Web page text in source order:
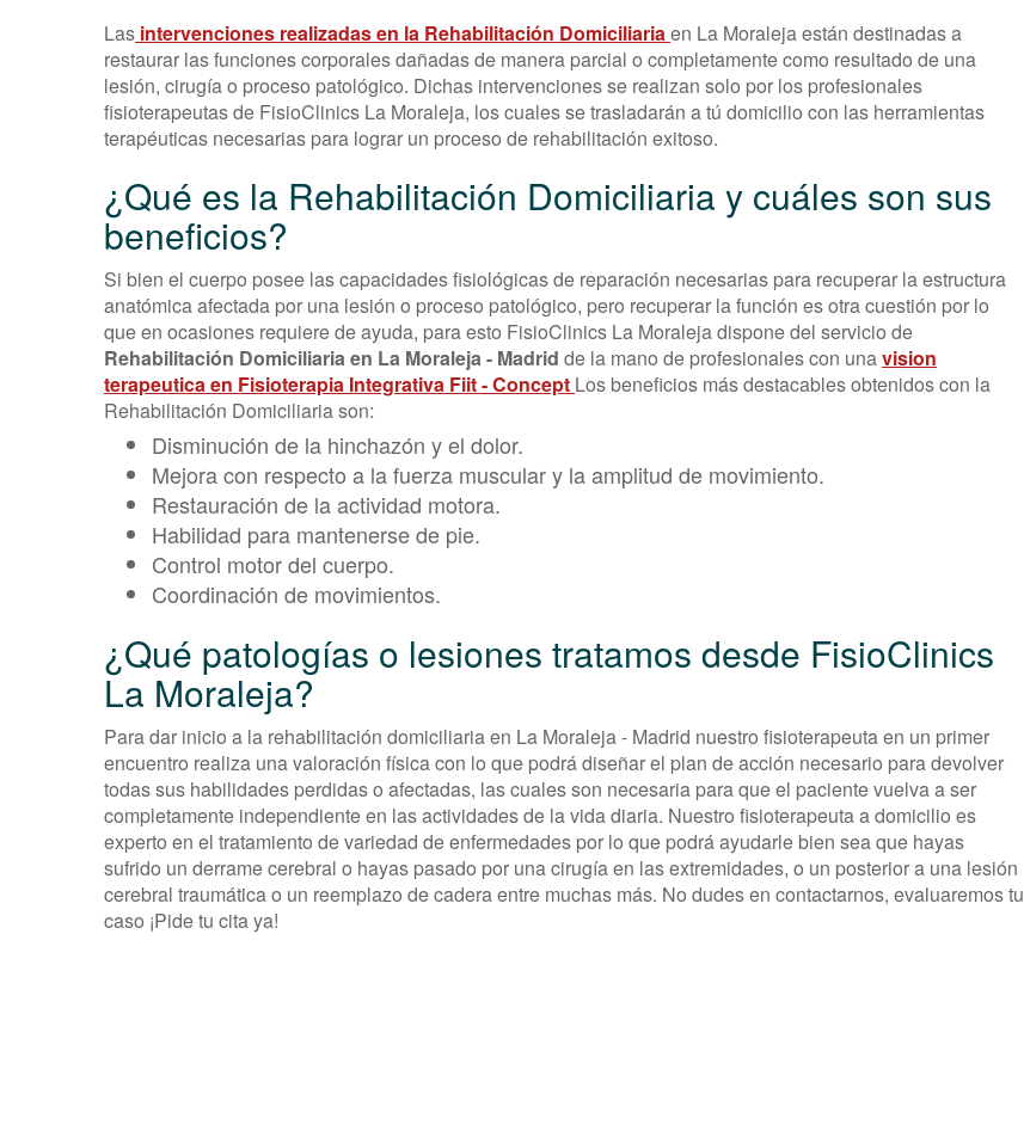
Las intervenciones realizadas en la Rehabilitación Domiciliaria en La Moraleja están destinadas a
restaurar las funciones corporales dañadas de manera parcial o completamente como resultado de una
lesión, cirugía o proceso patológico. Dichas intervenciones se realizan solo por los profesionales
fisioterapeutas de FisioClinics La Moraleja, los cuales se trasladarán a tú domicilio con las herramientas
terapéuticas necesarias para lograr un proceso de rehabilitación exitoso.
¿Qué es la Rehabilitación Domiciliaria y cuáles son sus
beneficios?
Si bien el cuerpo posee las capacidades fisiológicas de reparación necesarias para recuperar la estructura
anatómica afectada por una lesión o proceso patológico, pero recuperar la función es otra cuestión por lo
que en ocasiones requiere de ayuda, para esto FisioClinics La Moraleja dispone del servicio de
Rehabilitación Domiciliaria en La Moraleja - Madrid de la mano de profesionales con unavision
terapeutica en Fisioterapia Integrativa Fiit - Concept Los beneficios más destacables obtenidos con la
Rehabilitación Domiciliaria son:
Disminución de la hinchazón y el dolor.
Mejora con respecto a la fuerza muscular y la amplitud de movimiento.
Restauración de la actividad motora.
Habilidad para mantenerse de pie.
Control motor del cuerpo.
Coordinación de movimientos.
¿Qué patologías o lesiones tratamos desde FisioClinics
La Moraleja?
Para dar inicio a la rehabilitación domiciliaria en La Moraleja - Madrid nuestro fisioterapeuta en un primer
encuentro realiza una valoración física con lo que podrá diseñar el plan de acción necesario para devolver
todas sus habilidades perdidas o afectadas, las cuales son necesaria para que el paciente vuelva a ser
completamente independiente en las actividades de la vida diaria. Nuestro fisioterapeuta a domicilio es
experto en el tratamiento de variedad de enfermedades por lo que podrá ayudarle bien sea que hayas
sufrido un derrame cerebral o hayas pasado por una cirugía en las extremidades, o un posterior a una lesión
cerebral traumática o un reemplazo de cadera entre muchas más. No dudes en contactarnos, evaluaremos tu
caso ¡Pide tu cita ya!